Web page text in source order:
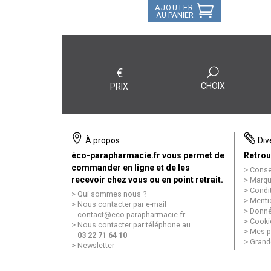
AJOUTER
AU PANIER
€
PRIX CHOIX
À propos
éco-parapharmacie.fr vous permet de
commander en ligne et de les
recevoir chez vous ou en point retrait.
Qui sommes nous ?
Nous contacter par e-mail
contact@eco-parapharmacie.fr
Nous contacter par téléphone au
03 22 71 64 10
Newsletter
Mes